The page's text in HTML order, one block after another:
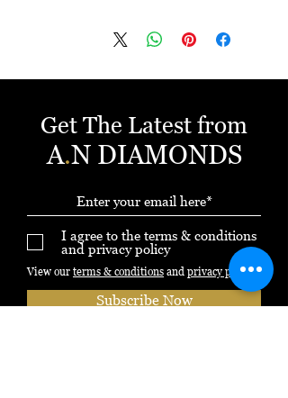
ניתן לשלם באשראי עד 12 תשלומים ללא
Get The Latest from
A.N DIAMONDS
I agree to the terms & conditions
and privacy policy
View our terms & conditions and privacy policy
Subscribe Now